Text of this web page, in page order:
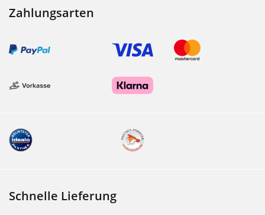
Zahlungsarten
Schnelle Lieferung